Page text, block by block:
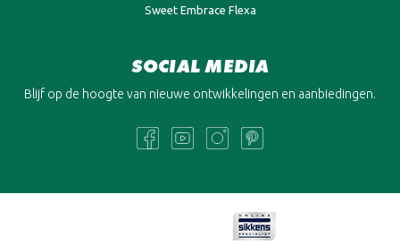
Sweet Embrace Flexa
SOCIAL MEDIA
Blijf op de hoogte van nieuwe ontwikkelingen en aanbiedingen.